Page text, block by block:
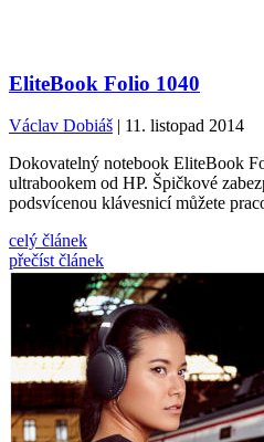
EliteBook Folio 1040
Václav Dobiáš | 11. listopad 2014
Dokovatelný notebook EliteBook
ultrabookem od HP. Špičkové
podsvícenou klávesnicí můžete
celý článek
přečíst článek